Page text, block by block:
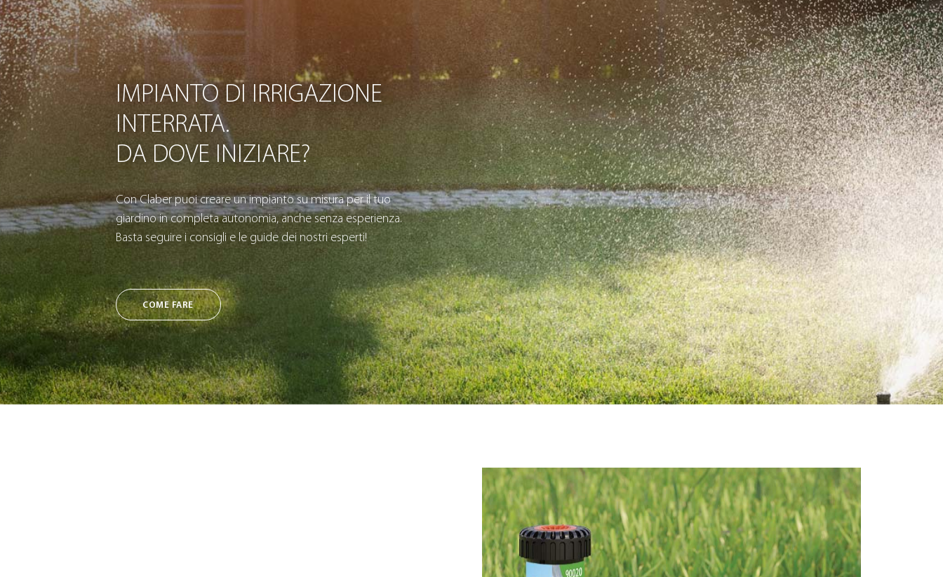
IMPIANTO DI IRRIGAZIONE
INTERRATA.
DA DOVE INIZIARE?
Con Claber puoi creare un impianto su misura per il tuo
giardino in completa autonomia, anche senza esperienza.
Basta seguire i consigli e le guide dei nostri esperti!
COME FARE